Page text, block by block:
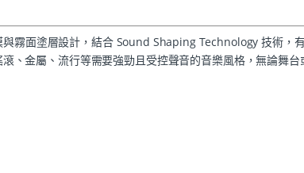
霧面塗層設計，結合 Sound Shaping Technology 技術，
、金屬、流行等需要強勁且受控聲音的音樂風格，無論舞台